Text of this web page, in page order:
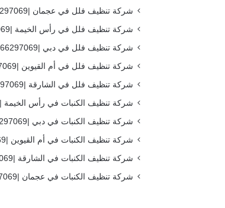
شركة تنظيف فلل في عجمان |0566297069
شركة تنظيف فلل في رأس الخيمة |0566297069
شركة تنظيف فلل في دبي |0566297069
شركة تنظيف فلل في أم القيوين |0566297069
شركة تنظيف فلل في الشارقة |0566297069
شركة تنظيف الكنبات في رأس الخيمة |0566297069
شركة تنظيف الكنبات في دبي |0566297069
شركة تنظيف الكنبات في أم القيوين |0566297069
شركة تنظيف الكنبات في الشارقة |0566297069
شركة تنظيف الكنبات في عجمان |0566297069